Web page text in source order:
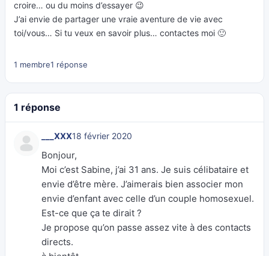
croire… ou du moins d’essayer 😉
J’ai envie de partager une vraie aventure de vie avec
toi/vous… Si tu veux en savoir plus… contactes moi 🙂
1 membre1 réponse
1 réponse
___XXX18 février 2020
Bonjour,
Moi c’est Sabine, j’ai 31 ans. Je suis célibataire et
envie d’être mère. J’aimerais bien associer mon
envie d’enfant avec celle d’un couple homosexuel.
Est-ce que ça te dirait ?
Je propose qu’on passe assez vite à des contacts
directs.